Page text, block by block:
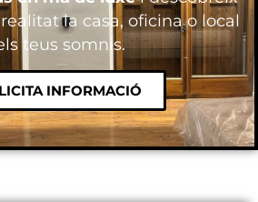
la casa, oficina o local
teus somnis.
INFORMACIÓ